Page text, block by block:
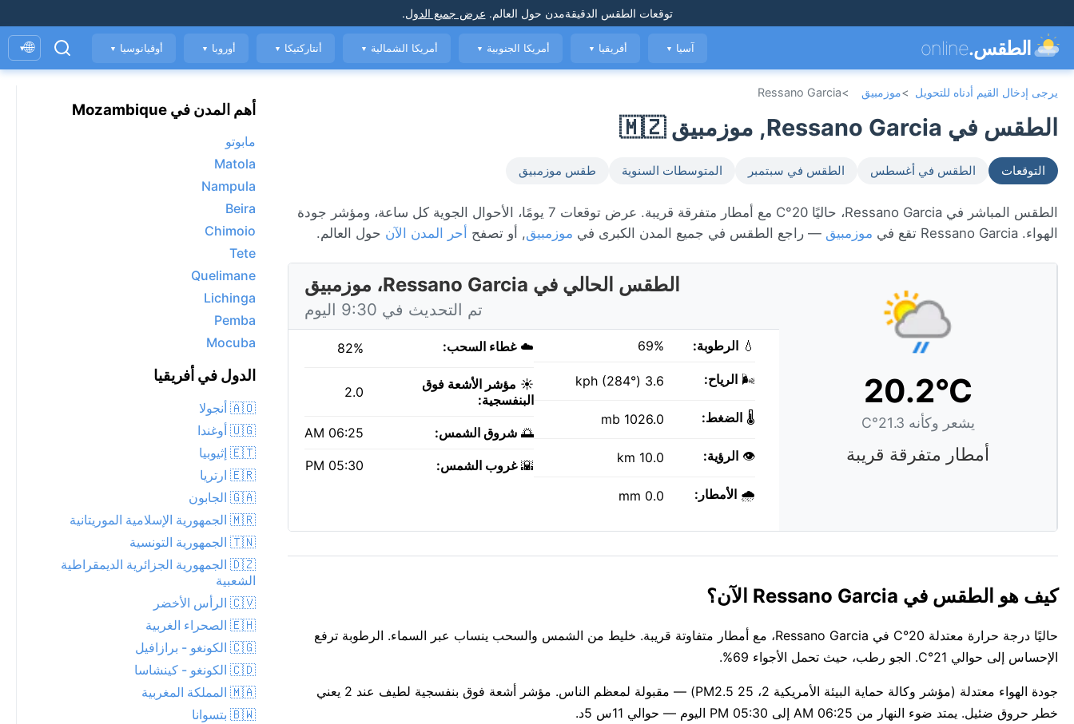
توقعات الطقس الدقيقةمدن حول العالم. عرض جميع الدول.
الطقس.online آسيا ▼ أفريقيا ▼ أمريكا الجنوبية ▼ أمريكا الشمالية ▼ أنتاركتيكا ▼ أوروبا ▼ أوقيانوسيا ▼
🌐
▾
يرجى إدخال القيم أدناه للتحويل >موزمبيق >
Ressano Garcia
الطقس في Ressano Garcia, موزمبيق 🇲🇿
التوقعات الطقس في أغسطس الطقس في سبتمبر المتوسطات السنوية طقس موزمبيق
الطقس المباشر في Ressano Garcia، حاليًا 20°C مع أمطار متفرقة قريبة. عرض توقعات 7 يومًا، الأحوال الجوية كل ساعة، ومؤشر جودة
الهواء. Ressano Garcia تقع في
موزمبيق — راجع الطقس في جميع المدن الكبرى في موزمبيق, أو تصفح أحر المدن الآن حول العالم.
20.2°C
يشعر وكأنه 21.3°C
أمطار متفرقة قريبة
الطقس الحالي في Ressano Garcia، موزمبيق
تم التحديث في 9:30 اليوم
💧 الرطوبة: 69%
🌬️ الرياح: 3.6 kph (284°)
🌡️ الضغط: 1026.0 mb
👁️ الرؤية: 10.0 km
🌧️ الأمطار: 0.0 mm
☁️غطاء السحب: 82%
☀️ مؤشر الأشعة فوق
البنفسجية:
2.0
🌅 شروق الشمس: 06:25 AM
🌇غروب الشمس: 05:30 PM
كيف هو الطقس في Ressano Garcia الآن؟
حاليًا درجة حرارة معتدلة 20°C في Ressano Garcia، مع أمطار متفاوتة قريبة. خليط من الشمس والسحب ينساب عبر السماء. الرطوبة ترفع
الإحساس إلى حوالي 21°C. الجو رطب، حيث تحمل الأجواء 69%.
جودة الهواء معتدلة (مؤشر وكالة حماية البيئة الأمريكية 2، PM2.5 25) — مقبولة لمعظم الناس. مؤشر أشعة فوق بنفسجية لطيف عند 2 يعني
خطر حروق ضئيل. يمتد ضوء النهار من 06:25 AM إلى 05:30 PM اليوم — حوالي 11س 5د.
أهم المدن في Mozambique
مابوتو
Matola
Nampula
Beira
Chimoio
Tete
Quelimane
Lichinga
Pemba
Mocuba
الدول في أفريقيا
🇦🇴 أنجولا
🇺🇬 أوغندا
🇪🇹 إثيوبيا
🇪🇷 ارتريا
🇬🇦 الجابون
🇲🇷 الجمهورية الإسلامية الموريتانية
🇹🇳 الجمهورية التونسية
🇩🇿 الجمهورية الجزائرية الديمقراطية
الشعبية
🇨🇻 الرأس الأخضر
🇪🇭 الصحراء الغربية
🇨🇬 الكونغو - برازافيل
🇨🇩 الكونغو - كينشاسا
🇲🇦 المملكة المغربية
🇧🇼 بتسوانا